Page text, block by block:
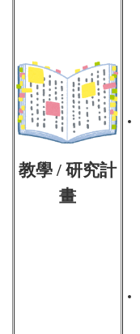
教學 / 研究計
畫